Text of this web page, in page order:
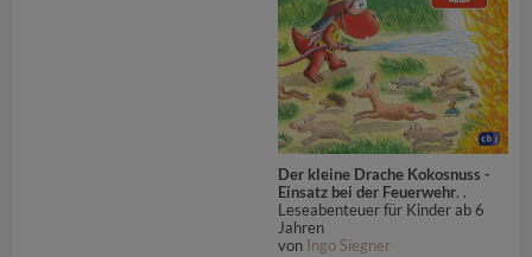
Der kleine Drache Kokosnuss -
Einsatz bei der Feuerwehr. .
Leseabenteuer für Kinder ab 6
Jahren
von Ingo Siegner